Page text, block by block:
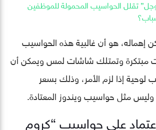
تقلل الحواسيب المحمولة للموظفين
إهماله، هو أن غالبية هذه الحواسيب
مبتكرة وتمتلك شاشات لمس ويمكن أن
إذا لزم الأمر، وذلك بسعر
مثل حواسيب ويندوز المعتادة.
على حواسيب “كروم